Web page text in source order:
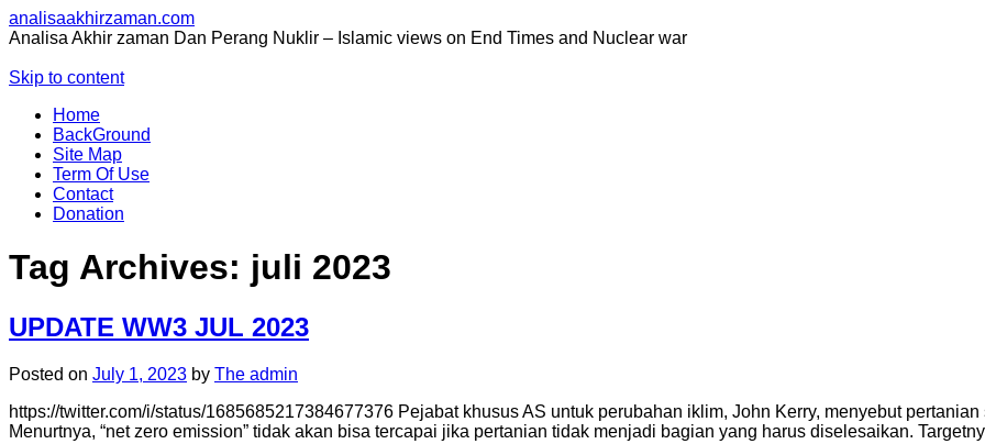
analisaakhirzaman.com
Analisa Akhir zaman Dan Perang Nuklir – Islamic views on End Times and Nuclear war
Skip to content
Home
BackGround
Site Map
Term Of Use
Contact
Donation
Tag Archives: juli 2023
UPDATE WW3 JUL 2023
Posted on July 1, 2023 by The admin
https://twitter.com/i/status/1685685217384677376 Pejabat khusus AS untuk perubahan iklim, John Kerry, menyebut
Menurtnya, “net zero emission” tidak akan bisa tercapai jika pertanian tidak menjadi bagian yang harus diselesaikan.